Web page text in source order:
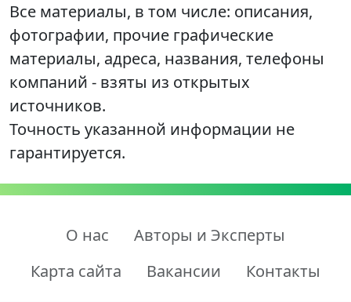
Все материалы, в том числе: описания,
фотографии, прочие графические
материалы, адреса, названия, телефоны
компаний - взяты из открытых
источников.
Точность указанной информации не
гарантируется.
О нас
Авторы и Эксперты
Карта сайта
Вакансии Контакты